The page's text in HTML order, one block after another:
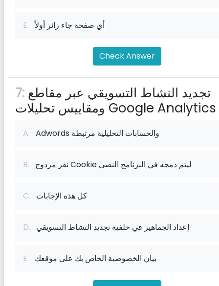
E. أي صفحة جاء زائر أولاً
Check Answer
7:
ومقاييس تحليلات Google Analytics
A. Adwords والحسابات التحليلية مرتبطة
B. نقر مزدوج Cookie ليتم دمجه في البرنامج النصي
C. كل هذه الإجابات
D. إعداد الجماهير في خلفية تجديد النشاط التسويقي
E. بيان الخصوصية الخاص بك على موقعك